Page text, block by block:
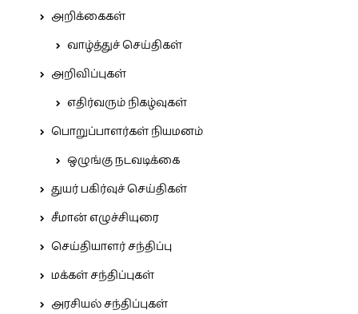
அறிக்கைகள்
வாழ்த்துச் செய்திகள்
அறிவிப்புகள்
எதிர்வரும் நிகழ்வுகள்
பொறுப்பாளர்கள் நியமனம்
ஒழுங்கு நடவடிக்கை
துயர் பகிர்வுச் செய்திகள்
சீமான் எழுச்சியுரை
செய்தியாளர் சந்திப்பு
மக்கள் சந்திப்புகள்
அரசியல் சந்திப்புகள்